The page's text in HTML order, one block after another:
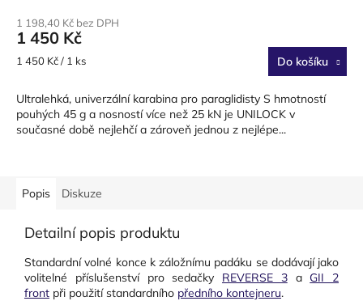
1 198,40 Kč bez DPH
1 450 Kč
Měrná
1 450 Kč / 1 ks Do košíku
Ultralehká, univerzální karabina pro paraglidisty S hmotností
pouhých 45 g a nosností více než 25 kN je UNILOCK v
současné době nejlehčí a zároveň jednou z nejlépe...
Popis Diskuze
Detailní popis produktu
Standardní volné konce k záložnímu padáku se dodávají jako
volitelné příslušenství pro sedačky REVERSE 3a GII 2
front při použití standardního předního kontejneru.